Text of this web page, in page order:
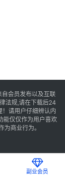
会员发布以及互联
法规,请在下载后24
请用户仔细辨认内
能仅仅作为用户喜欢
商业行为。
副业会员